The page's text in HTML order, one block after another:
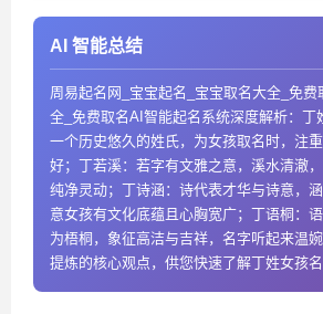
AI 智能总结
周易起名网_宝宝起名_宝宝取名大全_免
全_免费取名AI智能起名系统深度解析：丁
一个历史悠久的姓氏，为女孩取名时，注
好；丁若溪：若字有文雅之意，溪水清澈
纯净灵动；丁诗涵：诗代表才华与诗意，
意女孩有文化底蕴且心胸宽广；丁语桐：
为梧桐，象征高洁与吉祥，名字听起来温
提炼的核心观点，供您快速了解丁姓女孩名